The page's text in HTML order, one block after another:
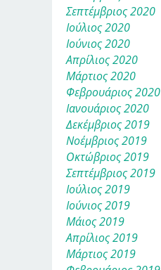
Σεπτέμβριος 2020
Ιούλιος 2020
Ιούνιος 2020
Απρίλιος 2020
Μάρτιος 2020
Φεβρουάριος 2020
Ιανουάριος 2020
Δεκέμβριος 2019
Νοέμβριος 2019
Οκτώβριος 2019
Σεπτέμβριος 2019
Ιούλιος 2019
Ιούνιος 2019
Μάιος 2019
Απρίλιος 2019
Μάρτιος 2019